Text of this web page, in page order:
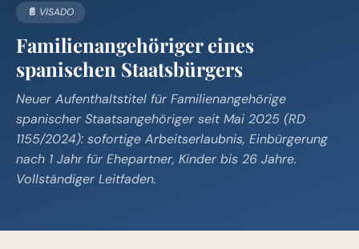
📄 VISADO
Familienangehöriger eines
spanischen Staatsbürgers
Neuer Aufenthaltstitel für Familienangehörige
spanischer Staatsangehöriger seit Mai 2025 (RD
1155/2024): sofortige Arbeitserlaubnis, Einbürgerung
nach 1 Jahr für Ehepartner, Kinder bis 26 Jahre.
Vollständiger Leitfaden.